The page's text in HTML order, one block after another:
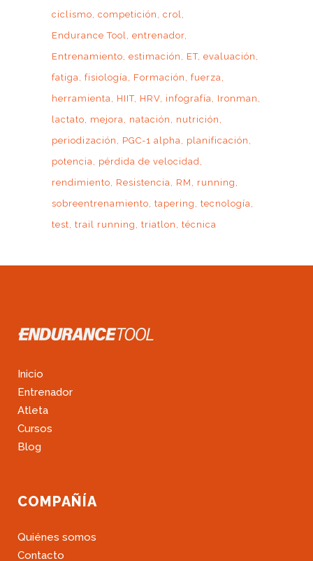
ciclismo competición
crol
Endurance Tool entrenador
Entrenamiento estimación ET evaluación
fatiga fisiología Formación
fuerza
herramienta
HIIT HRV infografía
Ironman
lactato
mejora natación
nutrición
periodización
PGC-1 alpha
planificación
potencia
pérdida de velocidad
rendimiento
Resistencia RM
running
sobreentrenamiento tapering
tecnología
test trail running triatlon técnica
Inicio
Entrenador
Atleta
Cursos
Blog
COMPAÑÍA
Quiénes somos
Contacto